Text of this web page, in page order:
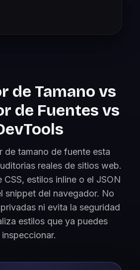
de Tamano vs
de Fuentes vs
de tamano de fuente esta
reales de sitios web.
CSS, estilos inline o el JSON
snippet del navegador. No
ni evita la seguridad
estilos que ya puedes
inspeccionar.